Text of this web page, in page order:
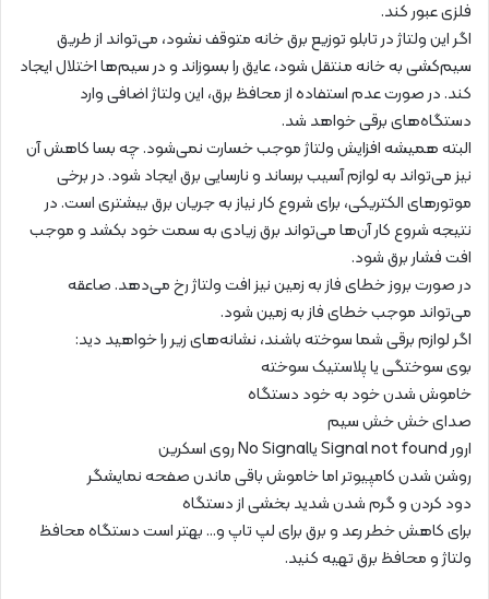
فلزی عبور کند.
اگر این ولتاژ در تابلو توزیع برق خانه متوقف نشود، می‌تواند از طریق
سیم‌کشی به خانه منتقل شود، عایق را بسوزاند و در سیم‌ها اختلال ایجاد
کند. در صورت عدم استفاده از محافظ برق، این ولتاژ اضافی وارد
دستگاه‌های برقی خواهد شد.
البته همیشه افزایش ولتاژ موجب خسارت نمی‌شود. چه بسا کاهش آن
نیز می‌تواند به لوازم آسیب برساند و نارسایی برق ایجاد شود. در برخی
موتورهای الکتریکی، برای شروع کار نیاز به جریان برق بیشتری است. در
نتیجه شروع کار آن‌ها می‌تواند برق زیادی به سمت خود بکشد و موجب
افت فشار برق شود.
در صورت بروز خطای فاز به زمین نیز افت ولتاژ رخ می‌دهد. صاعقه
می‌تواند موجب خطای فاز به زمین شود.
اگر لوازم برقی شما سوخته باشند، نشانه‌های زیر را خواهید دید:
بوی سوختگی یا پلاستیک سوخته
خاموش شدن خود به خود دستگاه
صدای خش خش سیم
ارور Signal not found یاNo Signal روی اسکرین
روشن شدن کامپیوتر اما خاموش باقی ماندن صفحه نمایشگر
دود کردن و گرم شدن شدید بخشی از دستگاه
برای کاهش خطر رعد و برق برای لپ تاپ و… بهتر است دستگاه محافظ
ولتاژ و محافظ برق تهیه کنید.